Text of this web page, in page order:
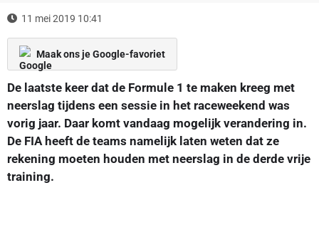
11 mei 2019 10:41
Maak ons je Google-favoriet
De laatste keer dat de Formule 1 te maken kreeg met
neerslag tijdens een sessie in het raceweekend was
vorig jaar. Daar komt vandaag mogelijk verandering in.
De FIA heeft de teams namelijk laten weten dat ze
rekening moeten houden met neerslag in de derde vrije
training.